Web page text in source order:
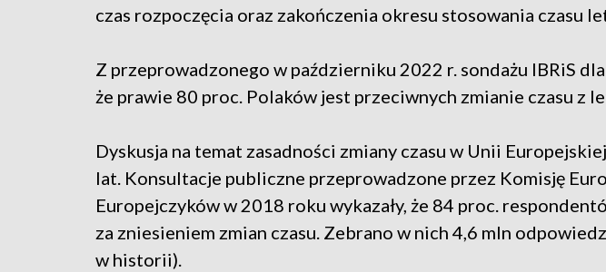
czas rozpoczęcia oraz zakończenia okresu stosowania czasu
Z przeprowadzonego w październiku 2022 r. sondażu IBRiS
że prawie 80 proc. Polaków jest przeciwnych zmianie czasu z
Dyskusja na temat zasadności zmiany czasu w Unii
lat. Konsultacje publiczne przeprowadzone przez Komisję
Europejczyków w 2018 roku wykazały, że 84 proc.
za zniesieniem zmian czasu. Zebrano w nich 4,6 mln
w historii).